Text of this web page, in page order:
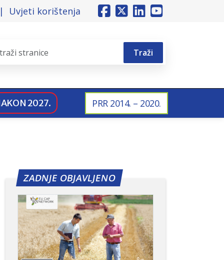
Uvjeti korištenja
Traži
2027. PRR 2014. – 2020.
ZADNJE OBJAVLJENO